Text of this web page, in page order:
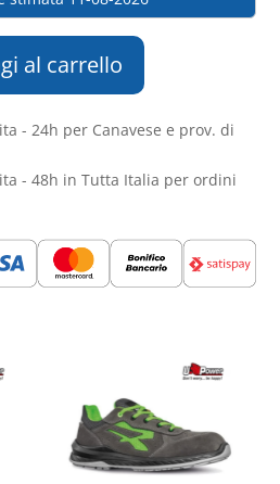
al carrello
- 24h per Canavese e prov. di
- 48h in Tutta Italia per ordini